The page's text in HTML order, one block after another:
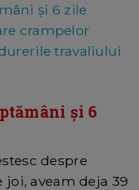
și 6 zile
crampelor
travaliului
și 6
despre
joi, aveam deja 39